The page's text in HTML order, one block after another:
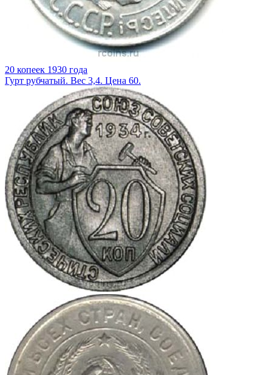
20 копеек 1930 года
Гурт рубчатый. Вес 3,4. Цена 60.